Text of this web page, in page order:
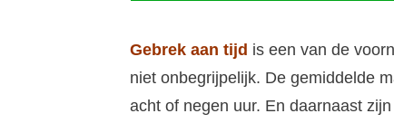
Gebrek aan tijd is een van de
niet onbegrijpelijk. De gemiddelde
acht of negen uur. En daarnaast